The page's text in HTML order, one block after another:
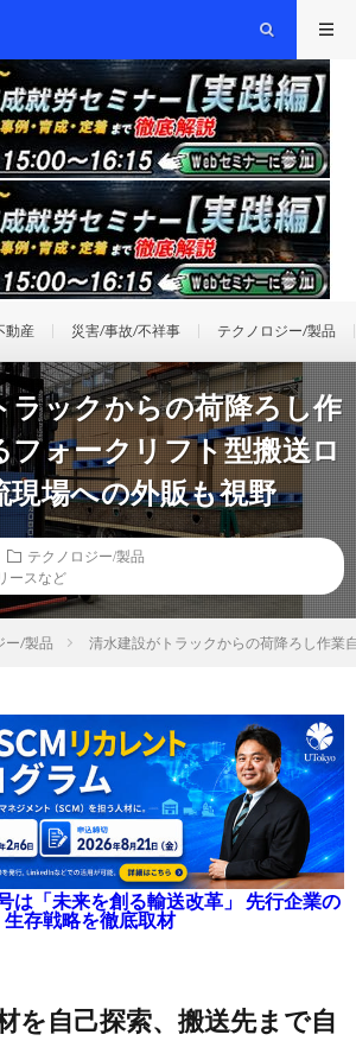
動産 災害/事故/不祥事 テクノロジー/製品
ラックからの荷降ろし作
フォークリフト型搬送ロ
現場への外販も視野
テクノロジー/製品
ースなど
ー/製品 清水建設がトラックからの荷降ろし作業
は「未来を創る輸送改革」 先行企業の
生存戦略を徹底取材